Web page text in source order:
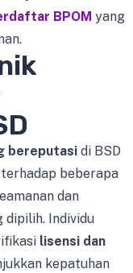
BPOM yang
bereputasi di BSD
beberapa
dan
dipilih. Individu
lisensi dan
kepatuhan